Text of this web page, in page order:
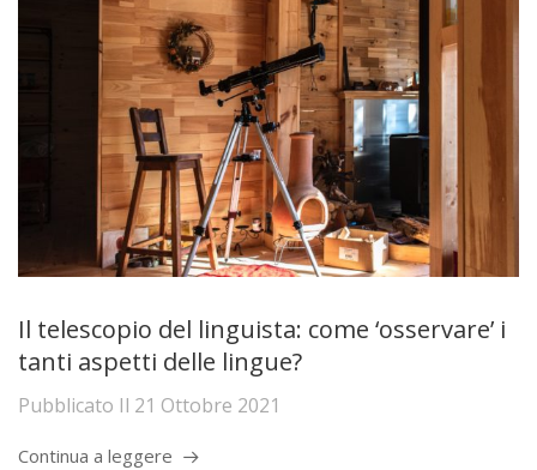
Il telescopio del linguista: come ‘osservare’ i
tanti aspetti delle lingue?
Pubblicato Il 21 Ottobre 2021
Continua a leggere